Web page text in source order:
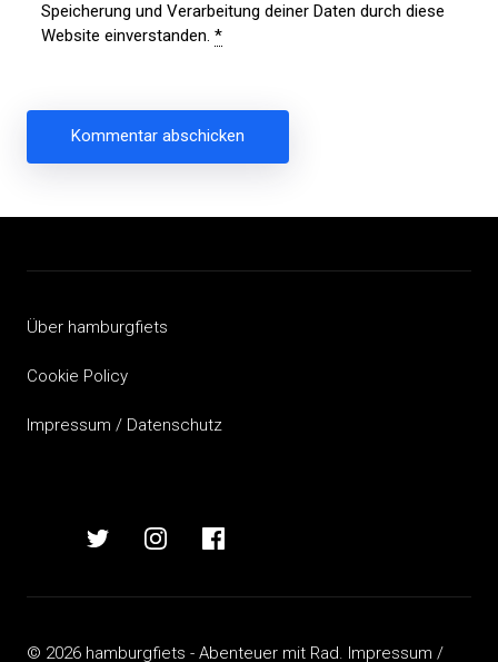
Speicherung und Verarbeitung deiner Daten durch diese
Website einverstanden. *
Über hamburgfiets
Cookie Policy
Impressum / Datenschutz
hamburgfietshamburgfiets
auf
hamburgfiets
auf
hamburgfiets
auf
© 2026 hamburgfiets - Abenteuer mit Rad. Impressum /